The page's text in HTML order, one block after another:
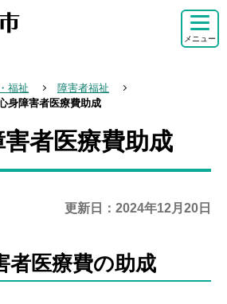
メニュー
福祉
障害者福祉
身障害者医療費助成
者医療費助成
更新日：2024年12月20日
者医療費の助成